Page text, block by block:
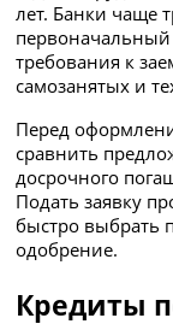
лет. Банки чаще
требования к
самозанятых и
Перед
сравнить
досрочного
Подать заявку
быстро выбрать
одобрение.
Кредиты